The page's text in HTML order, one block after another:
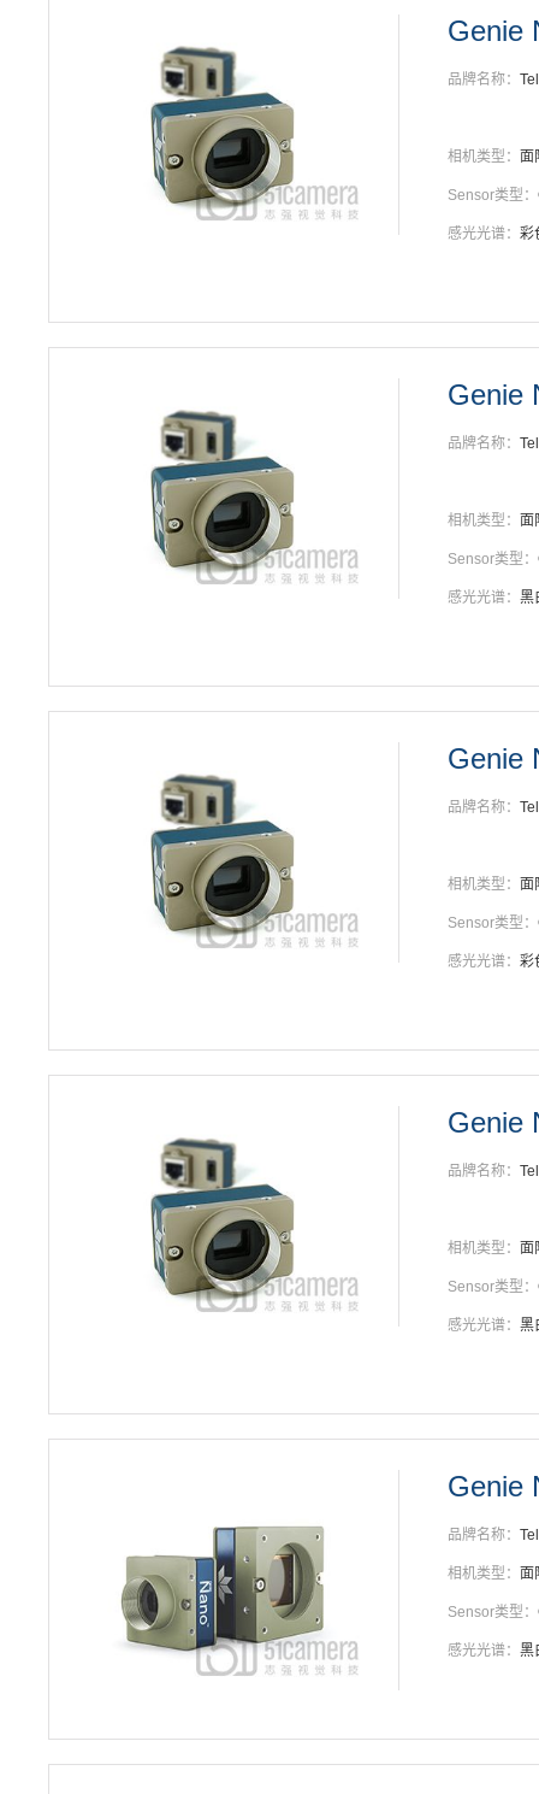
Genie
品牌名称：
相机类型： 面
Sensor类型：
感光光谱： 彩
Genie
品牌名称：
相机类型： 面
Sensor类型：
感光光谱： 黑
Genie
品牌名称：
相机类型： 面
Sensor类型：
感光光谱： 彩
Genie
品牌名称：
相机类型： 面
Sensor类型：
感光光谱： 黑
Genie
品牌名称：
相机类型： 面
Sensor类型：
感光光谱： 黑